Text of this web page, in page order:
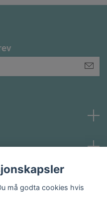
må godta cookies hvis